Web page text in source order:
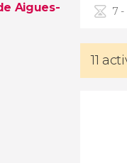
Aigues-
7
11